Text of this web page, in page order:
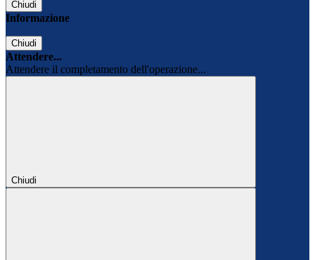
Chiudi
Informazione
Chiudi
Attendere...
Attendere il completamento dell'operazione...
Chiudi